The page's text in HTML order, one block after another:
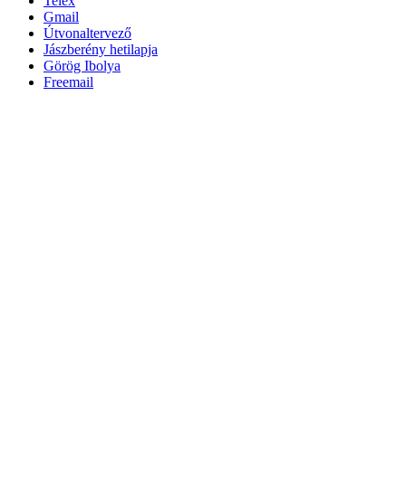
Gmail
Útvonaltervező
Jászberény hetilapja
Görög Ibolya
Freemail